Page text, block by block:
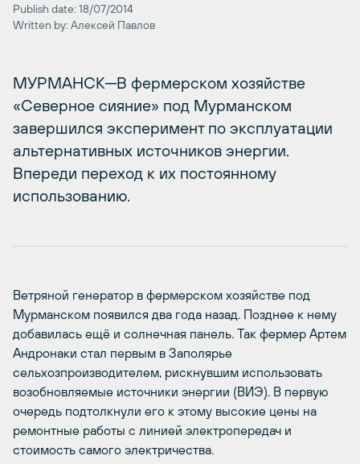
Publish date: 18/07/2014
Written by: Алексей Павлов
МУРМАНСК─В фермерском хозяйстве
«Северное сияние» под Мурманском
завершился эксперимент по эксплуатации
альтернативных источников энергии.
Впереди переход к их постоянному
использованию.
Ветряной генератор в фермерском хозяйстве под
Мурманском появился два года назад. Позднее к нему
добавилась ещё и солнечная панель. Так фермер Артем
Андронаки стал первым в Заполярье
сельхозпроизводителем, рискнувшим использовать
возобновляемые источники энергии (ВИЭ). В первую
очередь подтолкнули его к этому высокие цены на
ремонтные работы с линией электропередач и
стоимость самого электричества.